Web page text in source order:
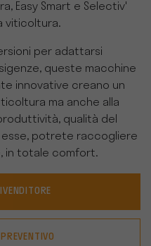
Easy Smart e Selectiv'
viticoltura.
per adattarsi
queste macchine
innovative creano un
ma anche alla
qualità del
potrete raccogliere
in totale comfort.